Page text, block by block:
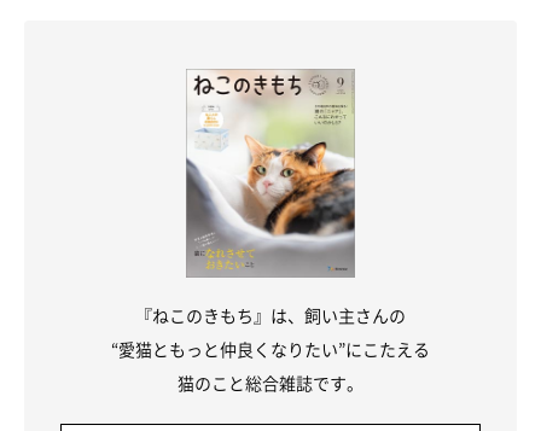
『ねこのきもち』は、飼い主さんの
“愛猫ともっと仲良くなりたい”にこたえる
猫のこと総合雑誌です。